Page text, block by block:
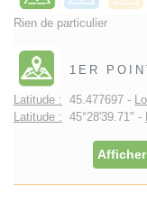
Rien de particulier
1ER
Latitude : 45.477697 -
Latitude : 45°28'39.71" -